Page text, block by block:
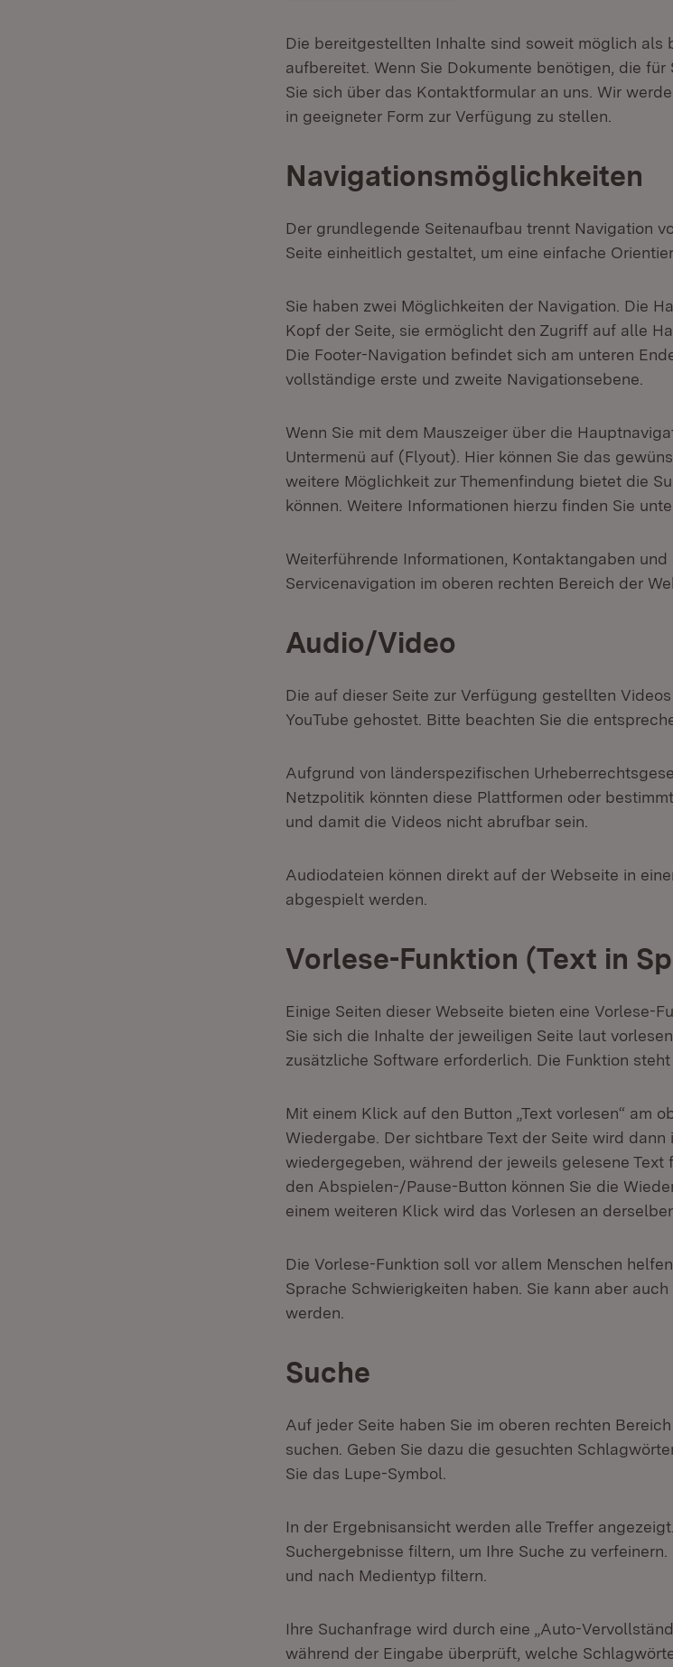
Die bereitgestellten Inhalte sind soweit möglich als
aufbereitet. Wenn Sie Dokumente benötigen, die
Sie sich über das Kontaktformular an uns. Wir
in geeigneter Form zur Verfügung zu stellen.
Navigationsmöglichkeiten
Der grundlegende Seitenaufbau trennt Navigation
Seite einheitlich gestaltet, um eine einfache
Sie haben zwei Möglichkeiten der Navigation. Die
Kopf der Seite, sie ermöglicht den Zugriff auf alle
Die Footer-Navigation befindet sich am unteren
vollständige erste und zweite Navigationsebene.
Wenn Sie mit dem Mauszeiger über die
Untermenü auf (Flyout). Hier können Sie das
weitere Möglichkeit zur Themenfindung bietet die
können. Weitere Informationen hierzu finden Sie
Weiterführende Informationen, Kontaktangaben
Servicenavigation im oberen rechten Bereich der
Audio/Video
Die auf dieser Seite zur Verfügung gestellten
YouTube gehostet. Bitte beachten Sie die
Aufgrund von länderspezifischen
Netzpolitik könnten diese Plattformen oder
und damit die Videos nicht abrufbar sein.
Audiodateien können direkt auf der Webseite in
abgespielt werden.
Vorlese-Funktion (Text in
Einige Seiten dieser Webseite bieten eine Vorlese-
Sie sich die Inhalte der jeweiligen Seite laut
zusätzliche Software erforderlich. Die Funktion
Mit einem Klick auf den Button „Text vorlesen“ am
Wiedergabe. Der sichtbare Text der Seite wird dann
wiedergegeben, während der jeweils gelesene
den Abspielen-/Pause-Button können Sie die
einem weiteren Klick wird das Vorlesen an
Die Vorlese-Funktion soll vor allem Menschen
Sprache Schwierigkeiten haben. Sie kann aber
werden.
Suche
Auf jeder Seite haben Sie im oberen rechten
suchen. Geben Sie dazu die gesuchten
Sie das Lupe-Symbol.
In der Ergebnisansicht werden alle Treffer
Suchergebnisse filtern, um Ihre Suche zu
und nach Medientyp filtern.
Ihre Suchanfrage wird durch eine „Auto-
während der Eingabe überprüft, welche